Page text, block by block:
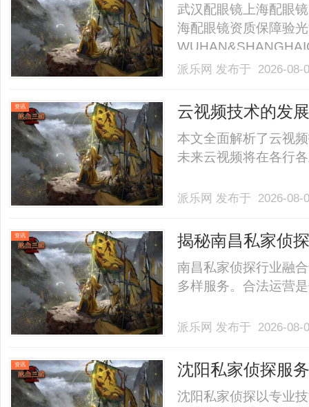
武汉配眼镜上海配眼
海配眼镜资质保障验
业验光配镜的写字楼
40%-60%优惠，兼顾
派乐网 发布于 2026-
资讯 云视频技术的发
本文全面解析了云视
未来云视频将在各行
派乐网 发布于 2026-
资讯 揭秘南昌私家侦
南昌私家侦探行业融
多样服务。合法运营
派乐网 发布于 2026-
资讯
沈阳私家侦探服
家助力
沈阳私家侦探以专业